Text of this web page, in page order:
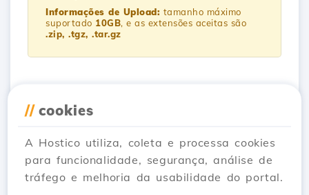
Informações de Upload: tamanho máximo
suportado 10GB, e as extensões aceitas são
.zip, .tgz, .tar.gz
Você precisa de ajuda?
// cookies
A Hostico utiliza, coleta e processa cookies
para funcionalidade, segurança, análise de
tráfego e melhoria da usabilidade do portal.